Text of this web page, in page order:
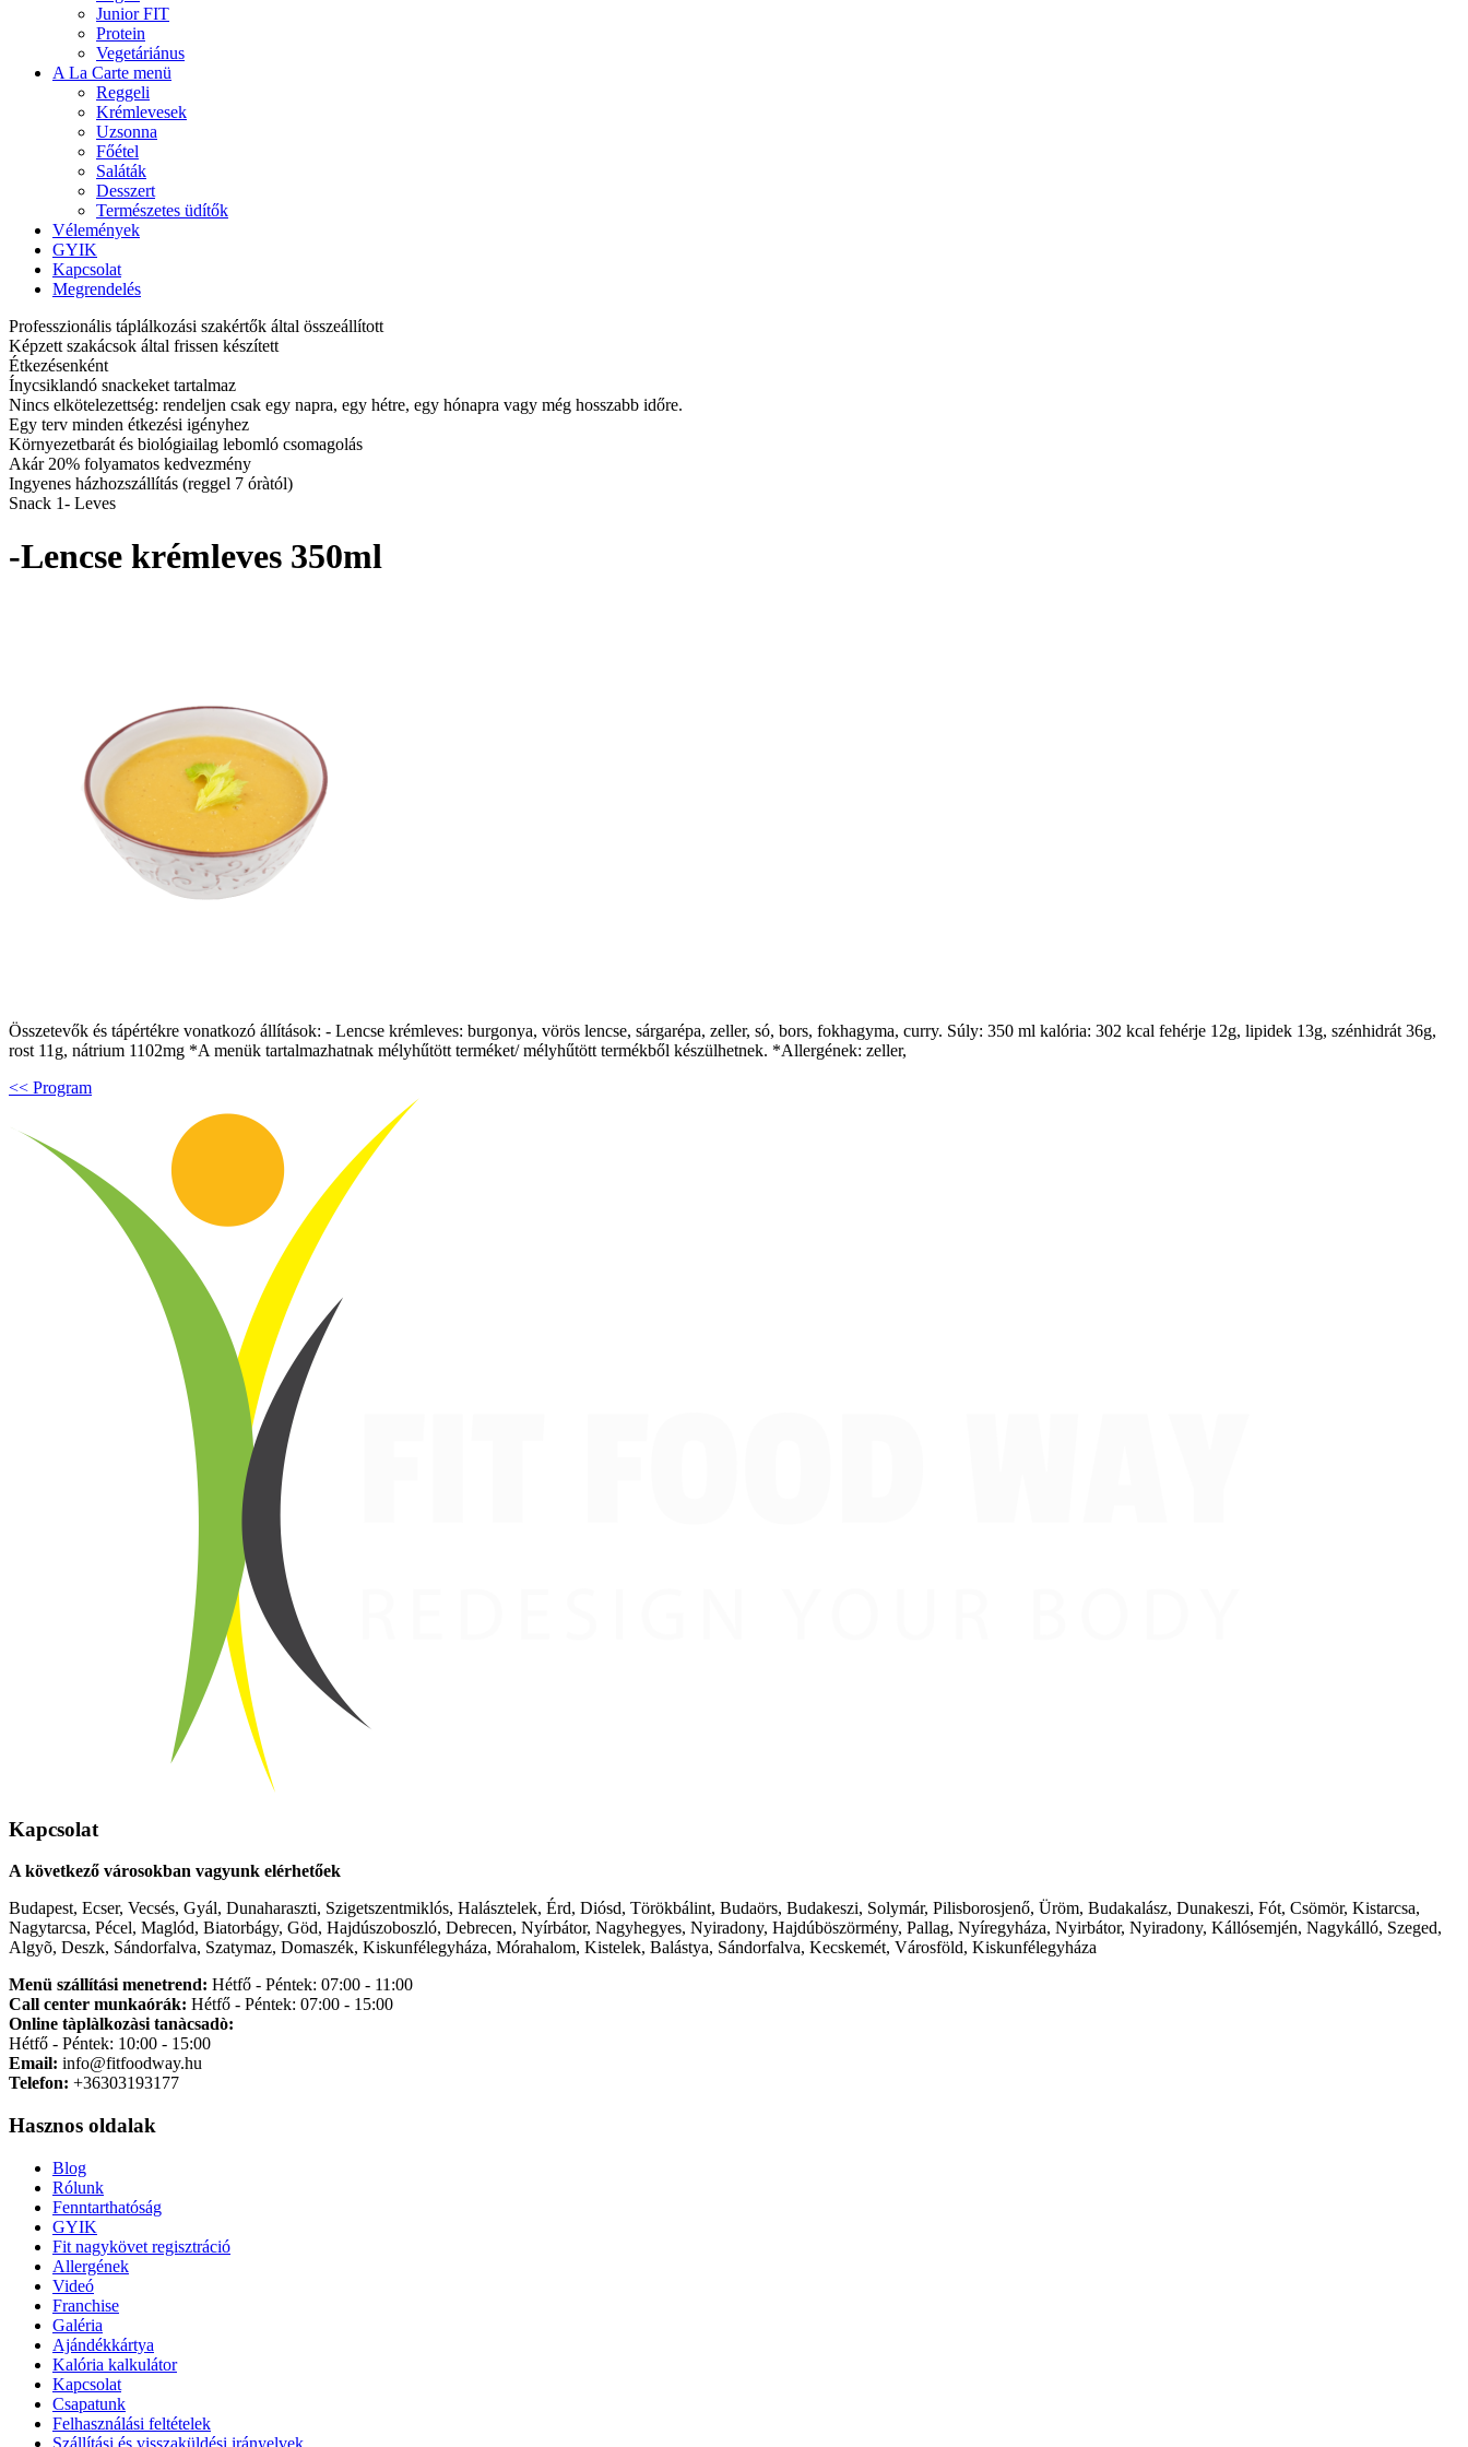
Junior FIT
Protein
Vegetáriánus
A La Carte menü
Reggeli
Krémlevesek
Uzsonna
Főétel
Saláták
Desszert
Természetes üdítők
Vélemények
GYIK
Kapcsolat
Megrendelés
Professzionális táplálkozási szakértők által összeállított
Képzett szakácsok által frissen készített
Étkezésenként
Ínycsiklandó snackeket tartalmaz
Nincs elkötelezettség: rendeljen csak egy napra, egy hétre, egy hónapra vagy még hosszabb időre.
Egy terv minden étkezési igényhez
Környezetbarát és biológiailag lebomló csomagolás
Akár 20% folyamatos kedvezmény
Ingyenes házhozszállítás (reggel 7 óràtól)
Snack 1- Leves
-Lencse krémleves 350ml
Összetevők és tápértékre vonatkozó állítások: - Lencse krémleves: burgonya, vörös lencse, sárgarépa, zeller, só, bors, fokhagyma, curry. Súly: 350 ml kalória: 302 kcal fehérje 12g, lipidek 13g, szénhidrát 36g,
rost 11g, nátrium 1102mg *A menük tartalmazhatnak mélyhűtött terméket/ mélyhűtött termékből készülhetnek. *Allergének: zeller,
<< Program
Kapcsolat
A következő városokban vagyunk elérhetőek
Budapest, Ecser, Vecsés, Gyál, Dunaharaszti, Szigetszentmiklós, Halásztelek, Érd, Diósd, Törökbálint, Budaörs, Budakeszi, Solymár, Pilisborosjenő, Üröm, Budakalász, Dunakeszi, Fót, Csömör, Kistarcsa,
Nagytarcsa, Pécel, Maglód, Biatorbágy, Göd, Hajdúszoboszló, Debrecen, Nyírbátor, Nagyhegyes, Nyiradony, Hajdúböszörmény, Pallag, Nyíregyháza, Nyirbátor, Nyiradony, Kállósemjén, Nagykálló, Szeged,
Algyõ, Deszk, Sándorfalva, Szatymaz, Domaszék, Kiskunfélegyháza, Mórahalom, Kistelek, Balástya, Sándorfalva, Kecskemét, Városföld, Kiskunfélegyháza
Menü szállítási menetrend: Hétfő - Péntek: 07:00 - 11:00
Call center munkaórák: Hétfő - Péntek: 07:00 - 15:00
Online tàplàlkozàsi tanàcsadò:
Hétfő - Péntek: 10:00 - 15:00
Email: info@fitfoodway.hu
Telefon: +36303193177
Hasznos oldalak
Blog
Rólunk
Fenntarthatóság
GYIK
Fit nagykövet regisztráció
Allergének
Videó
Franchise
Galéria
Ajándékkártya
Kalória kalkulátor
Kapcsolat
Csapatunk
Felhasználási feltételek
Szállítási és visszaküldési irányelvek